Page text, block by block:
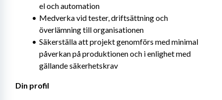
el och automation
Medverka vid tester, driftsättning och
överlämning till organisationen
Säkerställa att projekt genomförs med minimal
påverkan på produktionen och i enlighet med
gällande säkerhetskrav
Din profil